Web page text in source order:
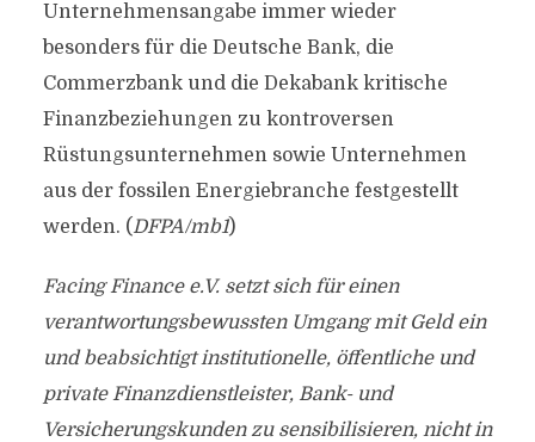
Unternehmensangabe immer wieder
besonders für die Deutsche Bank, die
Commerzbank und die Dekabank kritische
Finanzbeziehungen zu kontroversen
Rüstungsunternehmen sowie Unternehmen
aus der fossilen Energiebranche festgestellt
werden. (DFPA/mb1)
Facing Finance e.V. setzt sich für einen
verantwortungsbewussten Umgang mit Geld ein
und beabsichtigt institutionelle, öffentliche und
private Finanzdienstleister, Bank- und
Versicherungskunden zu sensibilisieren, nicht in